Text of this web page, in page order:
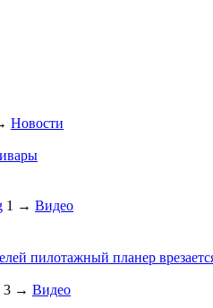
Новости
1 → Видео
пилотажный планер
3 → Видео